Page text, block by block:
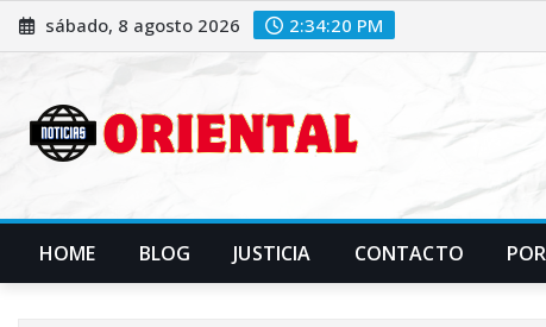
Saltar
al
sábado, 8 agosto 2026 2:34:22 PM
HOME BLOG JUSTICIA CONTACTO